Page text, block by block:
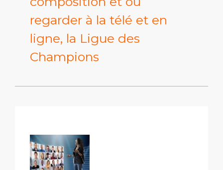
regarder à la télé et en
ligne, la Ligue des
Champions